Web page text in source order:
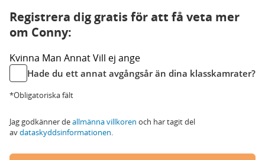
Registrera dig gratis för att få veta mer
om Conny:
Kvinna Man AnnatVill ej ange
Hade du ett annat avgångsår än dina klasskamrater?
*Obligatoriska fält
Jag godkänner deallmänna villkoren och har tagit del
avdataskyddsinformationen.